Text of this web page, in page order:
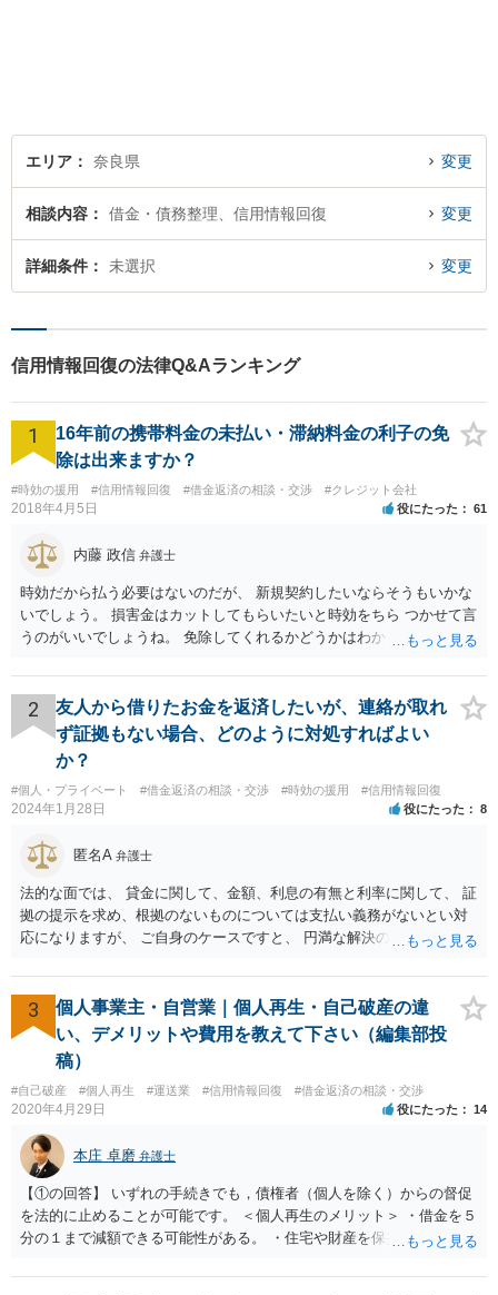
エリア 奈良県 変更
相談内容 借金・債務整理、信用情報回復 変更
詳細条件 未選択 変更
信用情報回復の法律Q&Aランキング
1
16年前の携帯料金の未払い・滞納料金の利子の免
除は出来ますか？
#時効の援用 #信用情報回復 #借金返済の相談・交渉 #クレジット会社
2018年4月5日 役にたった 61
内藤 政信 弁護士
時効だから払う必要はないのだが、 新規契約したいならそうもいかな
いでしょう。 損害金はカットしてもらいたいと時効をちら つかせて言
うのがいいでしょうね。 免除してくれるかどうかはわかりませんが。
2
友人から借りたお金を返済したいが、連絡が取れ
ず証拠もない場合、どのように対処すればよい
か？
#個人・プライベート #借金返済の相談・交渉 #時効の援用 #信用情報回復
2024年1月28日 役にたった 8
匿名A 弁護士
法的な面では、 貸金に関して、金額、利息の有無と利率に関して、 証
拠の提示を求め、根拠のないものについては支払い義務がないとい対
応になりますが、 ご自身のケースですと、 円満な解決のため、一定程
けではありません）。 何某かの主張をされた場合、あらためて弁護士
に相談されるという形でよいかと思います。
3
個人事業主・自営業｜個人再生・自己破産の違
い、デメリットや費用を教えて下さい（編集部投
稿）
#自己破産 #個人再生 #運送業 #信用情報回復 #借金返済の相談・交渉
2020年4月29日 役にたった 14
本庄 卓磨 弁護士
【①の回答】 いずれの手続きでも，債権者（個人を除く）からの督促
を法的に止めることが可能です。 ＜個人再生のメリット＞ ・借金を５
分の１まで減額できる可能性がある。 ・住宅や財産を保持できる（た
理的抵抗が小さい（個人差あり）。 ＜自己破産のメリット＞ ・税金等